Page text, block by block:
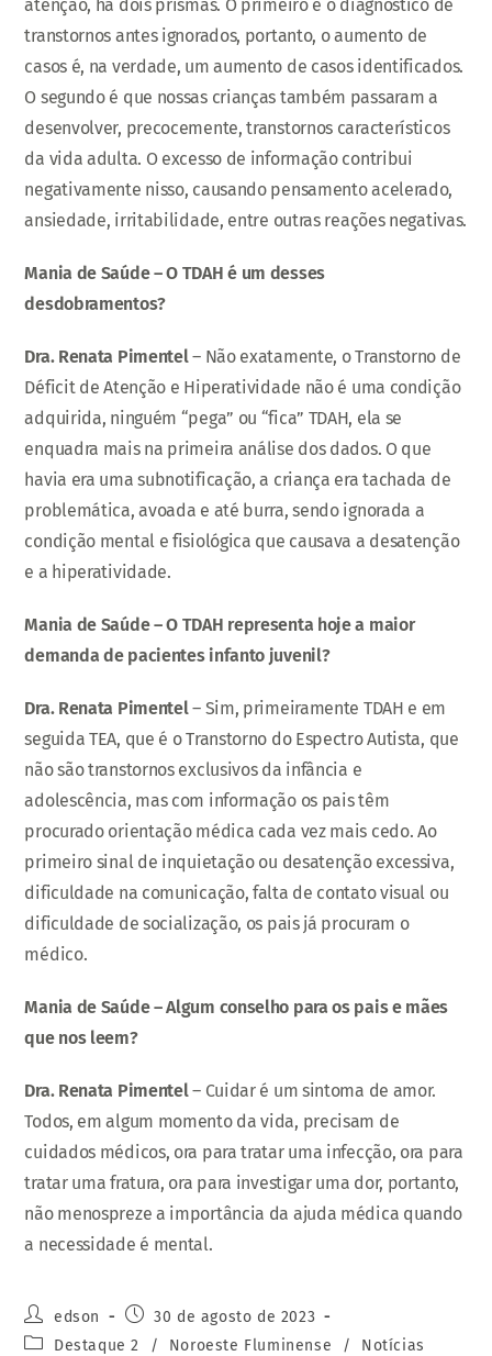
atenção, há dois prismas. O primeiro é o diagnóstico de
transtornos antes ignorados, portanto, o aumento de
casos é, na verdade, um aumento de casos identificados.
O segundo é que nossas crianças também passaram a
desenvolver, precocemente, transtornos característicos
da vida adulta. O excesso de informação contribui
negativamente nisso, causando pensamento acelerado,
ansiedade, irritabilidade, entre outras reações negativas.
Mania de Saúde – O TDAH é um desses
desdobramentos?
Dra. Renata Pimentel– Não exatamente, o Transtorno de
Déficit de Atenção e Hiperatividade não é uma condição
adquirida, ninguém “pega” ou “fica” TDAH, ela se
enquadra mais na primeira análise dos dados. O que
havia era uma subnotificação, a criança era tachada de
problemática, avoada e até burra, sendo ignorada a
condição mental e fisiológica que causava a desatenção
e a hiperatividade.
Mania de Saúde – O TDAH representa hoje a maior
demanda de pacientes infanto juvenil?
Dra. Renata Pimentel– Sim, primeiramente TDAH e em
seguida TEA, que é o Transtorno do Espectro Autista, que
não são transtornos exclusivos da infância e
adolescência, mas com informação os pais têm
procurado orientação médica cada vez mais cedo. Ao
primeiro sinal de inquietação ou desatenção excessiva,
dificuldade na comunicação, falta de contato visual ou
dificuldade de socialização, os pais já procuram o
médico.
Mania de Saúde – Algum conselho para os pais e mães
que nos leem?
Dra. Renata Pimentel– Cuidar é um sintoma de amor.
Todos, em algum momento da vida, precisam de
cuidados médicos, ora para tratar uma infecção, ora para
tratar uma fratura, ora para investigar uma dor, portanto,
não menospreze a importância da ajuda médica quando
a necessidade é mental.
edson
30 de agosto de 2023
Destaque 2
/ Noroeste Fluminense / Notícias